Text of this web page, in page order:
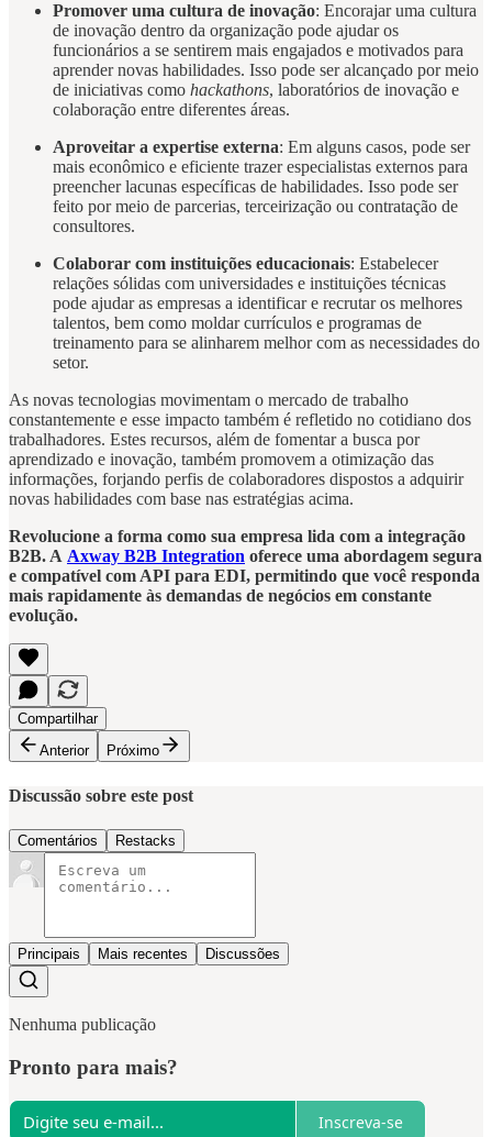
Promover uma cultura de inovação: Encorajar uma cultura
de inovação dentro da organização pode ajudar os
funcionários a se sentirem mais engajados e motivados para
aprender novas habilidades. Isso pode ser alcançado por meio
de iniciativas como hackathons, laboratórios de inovação e
colaboração entre diferentes áreas.
Aproveitar a expertise externa: Em alguns casos, pode ser
mais econômico e eficiente trazer especialistas externos para
preencher lacunas específicas de habilidades. Isso pode ser
feito por meio de parcerias, terceirização ou contratação de
consultores.
Colaborar com instituições educacionais: Estabelecer
relações sólidas com universidades e instituições técnicas
pode ajudar as empresas a identificar e recrutar os melhores
talentos, bem como moldar currículos e programas de
treinamento para se alinharem melhor com as necessidades do
setor.
As novas tecnologias movimentam o mercado de trabalho
constantemente e esse impacto também é refletido no cotidiano dos
trabalhadores. Estes recursos, além de fomentar a busca por
aprendizado e inovação, também promovem a otimização das
informações, forjando perfis de colaboradores dispostos a adquirir
novas habilidades com base nas estratégias acima.
Revolucione a forma como sua empresa lida com a integração
B2B. A Axway B2B Integration oferece uma abordagem segura
e compatível com API para EDI, permitindo que você responda
mais rapidamente às demandas de negócios em constante
evolução.
Compartilhar
Anterior
Próximo
Discussão sobre este post
Comentários Restacks
Principais Mais recentes Discussões
Nenhuma publicação
Pronto para mais?
Inscreva-se